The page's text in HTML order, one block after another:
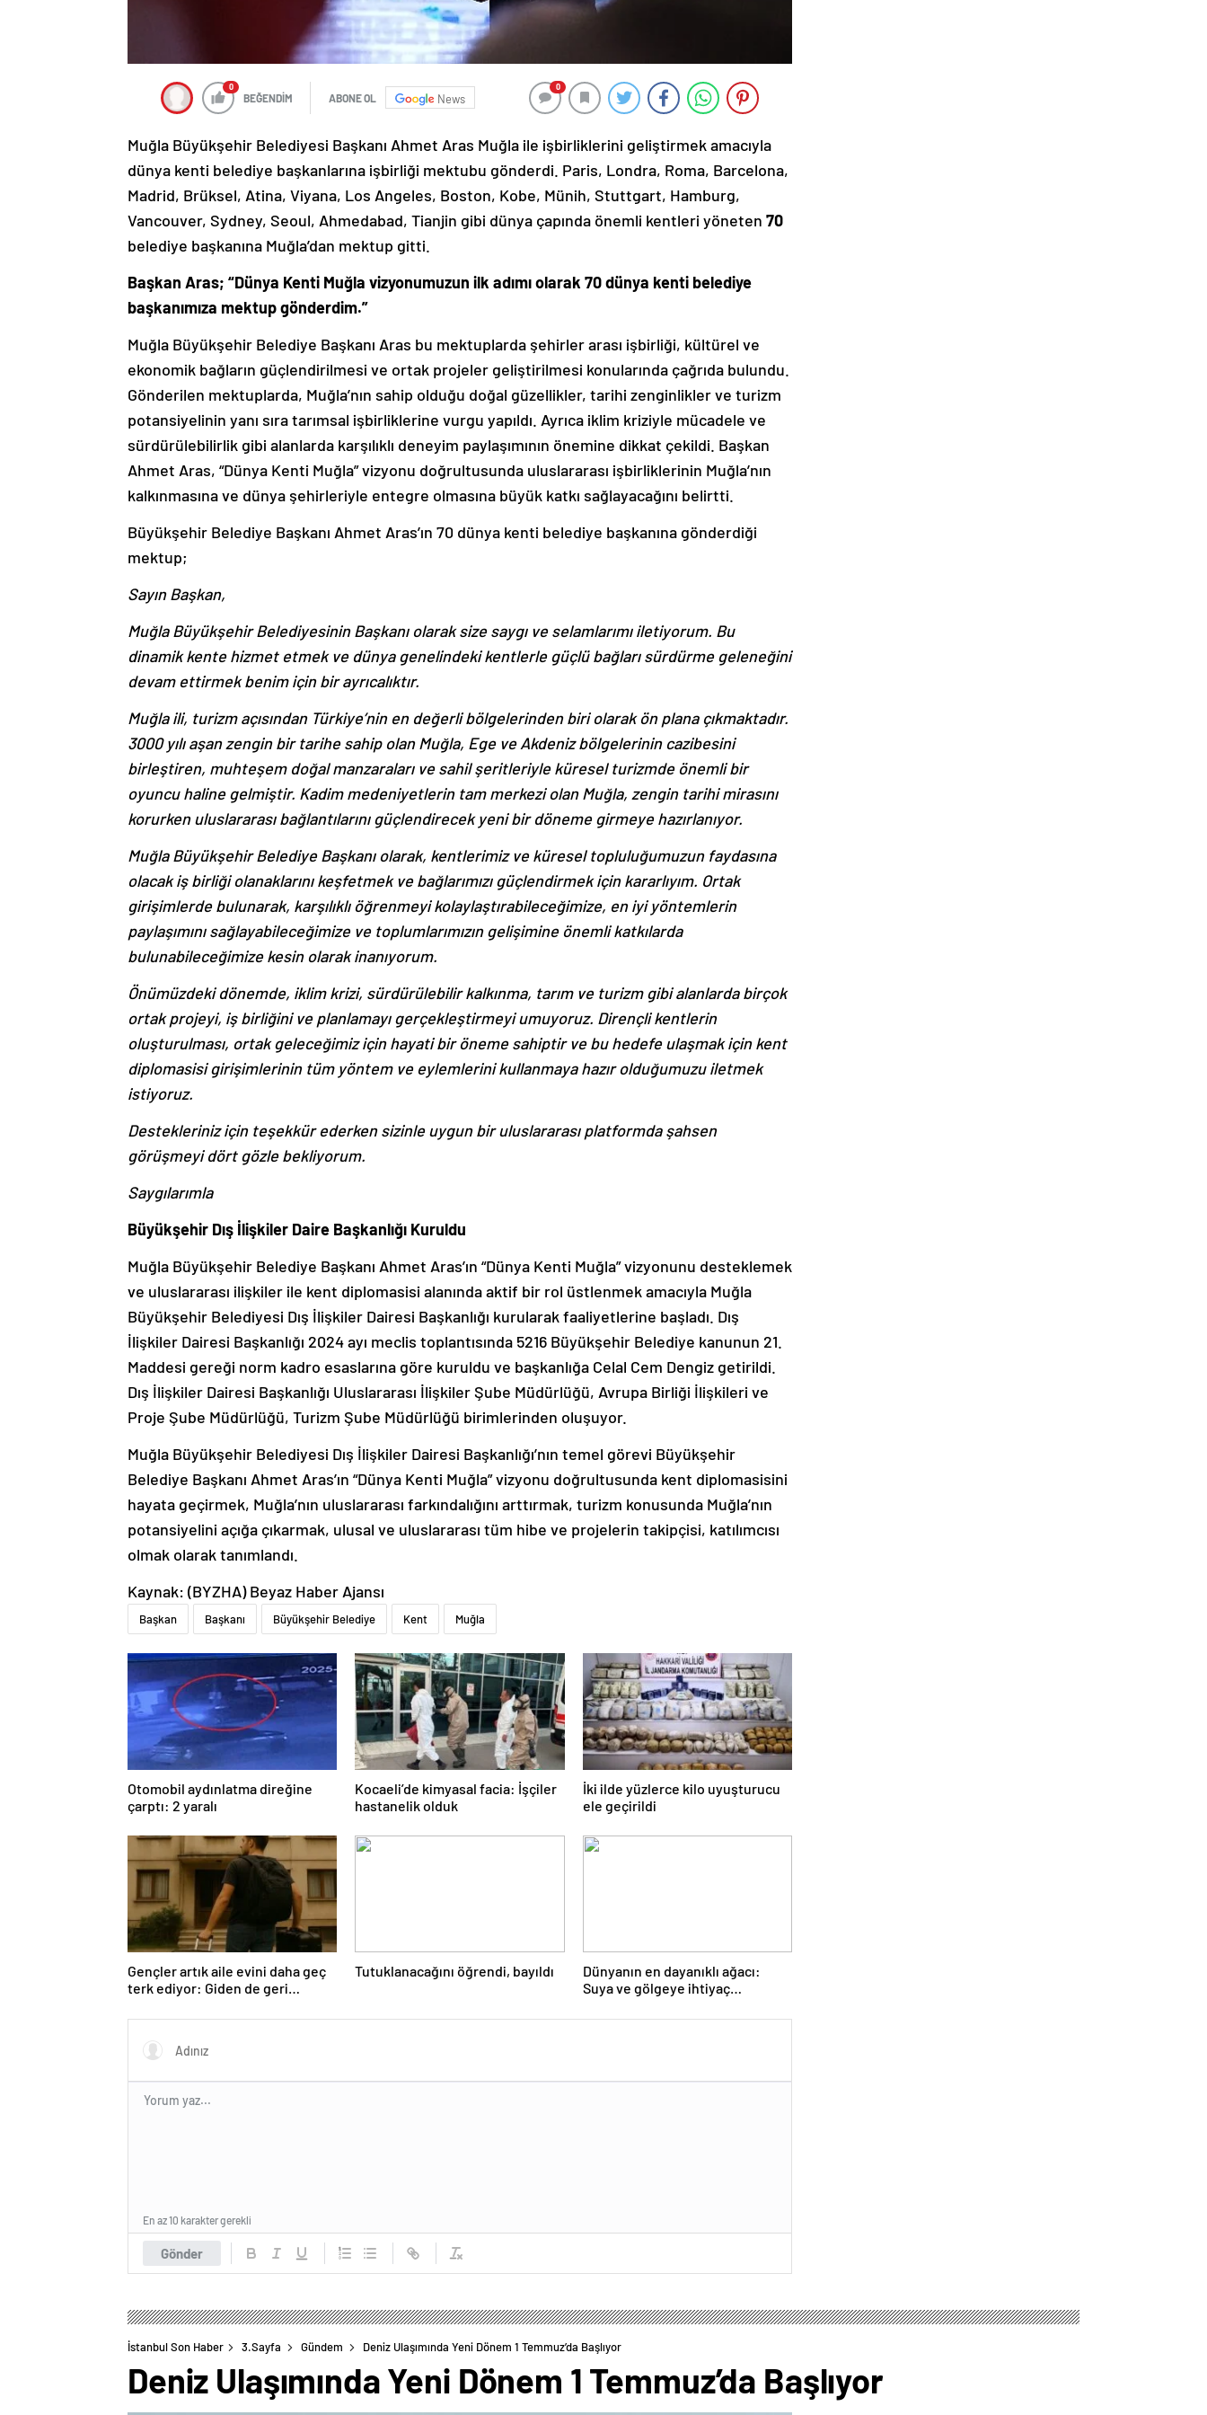
0
BEĞENDİM ABONE OL News
0
Muğla Büyükşehir Belediyesi Başkanı Ahmet Aras Muğla ile işbirliklerini geliştirmek amacıyla
dünya kenti belediye başkanlarına işbirliği mektubu gönderdi. Paris, Londra, Roma, Barcelona,
Madrid, Brüksel, Atina, Viyana, Los Angeles, Boston, Kobe, Münih, Stuttgart, Hamburg,
Vancouver, Sydney, Seoul, Ahmedabad, Tianjin gibi dünya çapında önemli kentleri yöneten 70
belediye başkanına Muğla’dan mektup gitti.
Başkan Aras; “Dünya Kenti Muğla vizyonumuzun ilk adımı olarak 70 dünya kenti belediye
başkanımıza mektup gönderdim.”
Muğla Büyükşehir Belediye Başkanı Aras bu mektuplarda şehirler arası işbirliği, kültürel ve
ekonomik bağların güçlendirilmesi ve ortak projeler geliştirilmesi konularında çağrıda bulundu.
Gönderilen mektuplarda, Muğla’nın sahip olduğu doğal güzellikler, tarihi zenginlikler ve turizm
potansiyelinin yanı sıra tarımsal işbirliklerine vurgu yapıldı. Ayrıca iklim kriziyle mücadele ve
sürdürülebilirlik gibi alanlarda karşılıklı deneyim paylaşımının önemine dikkat çekildi. Başkan
Ahmet Aras, “Dünya Kenti Muğla” vizyonu doğrultusunda uluslararası işbirliklerinin Muğla’nın
kalkınmasına ve dünya şehirleriyle entegre olmasına büyük katkı sağlayacağını belirtti.
Büyükşehir Belediye Başkanı Ahmet Aras’ın 70 dünya kenti belediye başkanına gönderdiği
mektup;
Sayın Başkan,
Muğla Büyükşehir Belediyesinin Başkanı olarak size saygı ve selamlarımı iletiyorum. Bu
dinamik kente hizmet etmek ve dünya genelindeki kentlerle güçlü bağları sürdürme geleneğini
devam ettirmek benim için bir ayrıcalıktır.
Muğla ili, turizm açısından Türkiye’nin en değerli bölgelerinden biri olarak ön plana çıkmaktadır.
3000 yılı aşan zengin bir tarihe sahip olan Muğla, Ege ve Akdeniz bölgelerinin cazibesini
birleştiren, muhteşem doğal manzaraları ve sahil şeritleriyle küresel turizmde önemli bir
oyuncu haline gelmiştir. Kadim medeniyetlerin tam merkezi olan Muğla, zengin tarihi mirasını
korurken uluslararası bağlantılarını güçlendirecek yeni bir döneme girmeye hazırlanıyor.
Muğla Büyükşehir Belediye Başkanı olarak, kentlerimiz ve küresel topluluğumuzun faydasına
olacak iş birliği olanaklarını keşfetmek ve bağlarımızı güçlendirmek için kararlıyım. Ortak
girişimlerde bulunarak, karşılıklı öğrenmeyi kolaylaştırabileceğimize, en iyi yöntemlerin
paylaşımını sağlayabileceğimize ve toplumlarımızın gelişimine önemli katkılarda
bulunabileceğimize kesin olarak inanıyorum.
Önümüzdeki dönemde, iklim krizi, sürdürülebilir kalkınma, tarım ve turizm gibi alanlarda birçok
ortak projeyi, iş birliğini ve planlamayı gerçekleştirmeyi umuyoruz. Dirençli kentlerin
oluşturulması, ortak geleceğimiz için hayati bir öneme sahiptir ve bu hedefe ulaşmak için kent
diplomasisi girişimlerinin tüm yöntem ve eylemlerini kullanmaya hazır olduğumuzu iletmek
istiyoruz.
Destekleriniz için teşekkür ederken sizinle uygun bir uluslararası platformda şahsen
görüşmeyi dört gözle bekliyorum.
Saygılarımla
Büyükşehir Dış İlişkiler Daire Başkanlığı Kuruldu
Muğla Büyükşehir Belediye Başkanı Ahmet Aras’ın “Dünya Kenti Muğla” vizyonunu desteklemek
ve uluslararası ilişkiler ile kent diplomasisi alanında aktif bir rol üstlenmek amacıyla Muğla
Büyükşehir Belediyesi Dış İlişkiler Dairesi Başkanlığı kurularak faaliyetlerine başladı. Dış
İlişkiler Dairesi Başkanlığı 2024 ayı meclis toplantısında 5216 Büyükşehir Belediye kanunun 21.
Maddesi gereği norm kadro esaslarına göre kuruldu ve başkanlığa Celal Cem Dengiz getirildi.
Dış İlişkiler Dairesi Başkanlığı Uluslararası İlişkiler Şube Müdürlüğü, Avrupa Birliği İlişkileri ve
Proje Şube Müdürlüğü, Turizm Şube Müdürlüğü birimlerinden oluşuyor.
Muğla Büyükşehir Belediyesi Dış İlişkiler Dairesi Başkanlığı’nın temel görevi Büyükşehir
Belediye Başkanı Ahmet Aras’ın “Dünya Kenti Muğla” vizyonu doğrultusunda kent diplomasisini
hayata geçirmek, Muğla’nın uluslararası farkındalığını arttırmak, turizm konusunda Muğla’nın
potansiyelini açığa çıkarmak, ulusal ve uluslararası tüm hibe ve projelerin takipçisi, katılımcısı
olmak olarak tanımlandı.
Kaynak: (BYZHA) Beyaz Haber Ajansı
Başkan Başkanı Büyükşehir Belediye Kent Muğla
Otomobil aydınlatma direğine
çarptı: 2 yaralı
Kocaeli’de kimyasal facia: İşçiler
hastanelik olduk
İki ilde yüzlerce kilo uyuşturucu
ele geçirildi
Gençler artık aile evini daha geç
terk ediyor: Giden de geri
Tutuklanacağını öğrendi, bayıldı
Dünyanın en dayanıklı ağacı:
Suya ve gölgeye ihtiyaç
veriyor!
Gönder
En az 10 karakter gerekli
İstanbul Son Haber 3.Sayfa Gündem Deniz Ulaşımında Yeni Dönem 1 Temmuz’da Başlıyor
Deniz Ulaşımında Yeni Dönem 1 Temmuz’da Başlıyor